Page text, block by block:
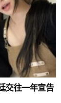
交往一年宣告